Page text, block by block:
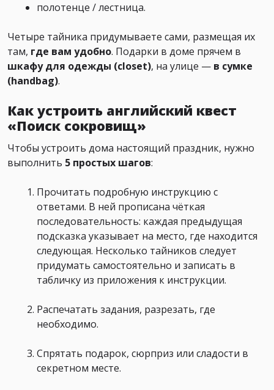
полотенце / лестница.
Четыре тайника придумываете сами, размещая их
там, где вам удобно. Подарки в доме прячем в
шкафу для одежды (closet), на улице — в сумке
(handbag).
Как устроить английский квест
«Поиск сокровищ»
Чтобы устроить дома настоящий праздник, нужно
выполнить 5 простых шагов:
Прочитать подробную инструкцию с
ответами. В ней прописана чёткая
последовательность: каждая предыдущая
подсказка указывает на место, где находится
следующая. Несколько тайников следует
придумать самостоятельно и записать в
табличку из приложения к инструкции.
Распечатать задания, разрезать, где
необходимо.
Спрятать подарок, сюрприз или сладости в
секретном месте.